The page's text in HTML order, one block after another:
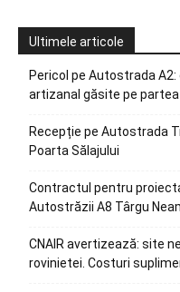
Ultimele articole
Pericol pe Autostrada
artizanal găsite pe
Recepție pe Autostrada
Poarta Sălajului
Contractul pentru
Autostrăzii A8 Târgu
CNAIR avertizează: site
rovinietei. Costuri